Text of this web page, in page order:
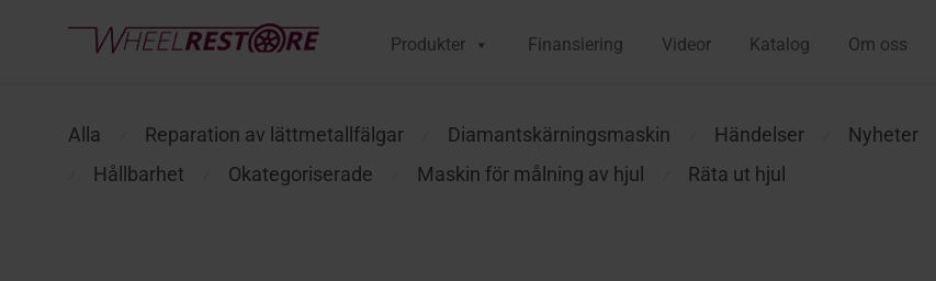
Produkter Finansiering Videor Katalog Om oss
Alla Reparation av lättmetallfälgar Diamantskärningsmaskin Händelser Nyheter
Hållbarhet Okategoriserade Maskin för målning av hjul Räta ut hjul